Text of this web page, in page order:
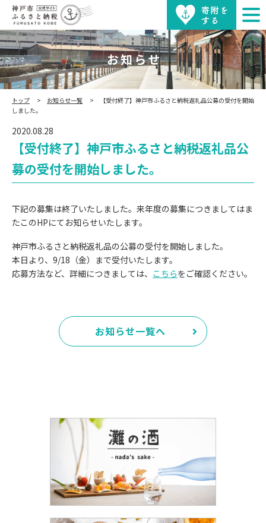
お知らせ
トップ お知らせ一覧
【受付終了】神戸市ふるさと納税返礼品公募の受付を開始
しました。
2020.08.28
【受付終了】神戸市ふるさと納税返礼品公
募の受付を開始しました。
下記の募集は終了いたしました。来年度の募集につきましてはま
たこのHPにてお知らせいたします。
神戸市ふるさと納税返礼品の公募の受付を開始しました。
本日より、9/18（金）まで受付いたします。
応募方法など、詳細につきましては、 こちらをご確認ください。
お知らせ一覧へ